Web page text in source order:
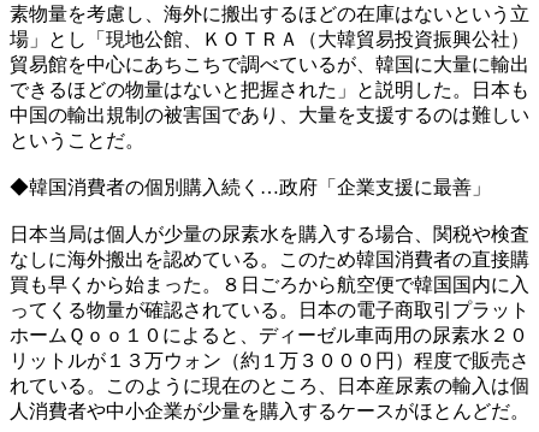
素物量を考慮し、海外に搬出するほどの在庫はないという立
場」とし「現地公館、ＫＯＴＲＡ（大韓貿易投資振興公社）
貿易館を中心にあちこちで調べているが、韓国に大量に輸出
できるほどの物量はないと把握された」と説明した。日本も
中国の輸出規制の被害国であり、大量を支援するのは難しい
ということだ。
◆韓国消費者の個別購入続く…政府「企業支援に最善」
日本当局は個人が少量の尿素水を購入する場合、関税や検査
なしに海外搬出を認めている。このため韓国消費者の直接購
買も早くから始まった。８日ごろから航空便で韓国国内に入
ってくる物量が確認されている。日本の電子商取引プラット
ホームＱｏｏ１０によると、ディーゼル車両用の尿素水２０
リットルが１３万ウォン（約１万３０００円）程度で販売さ
れている。このように現在のところ、日本産尿素の輸入は個
人消費者や中小企業が少量を購入するケースがほとんどだ。